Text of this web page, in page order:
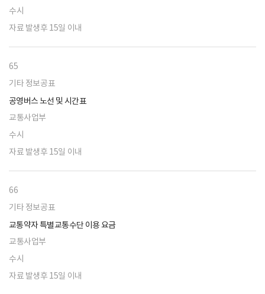
수시
자료 발생후 15일 이내
65
기타 정보공표
공영버스 노선 및 시간표
교통사업부
수시
자료 발생후 15일 이내
66
기타 정보공표
교통약자 특별교통수단 이용 요금
교통사업부
수시
자료 발생후 15일 이내